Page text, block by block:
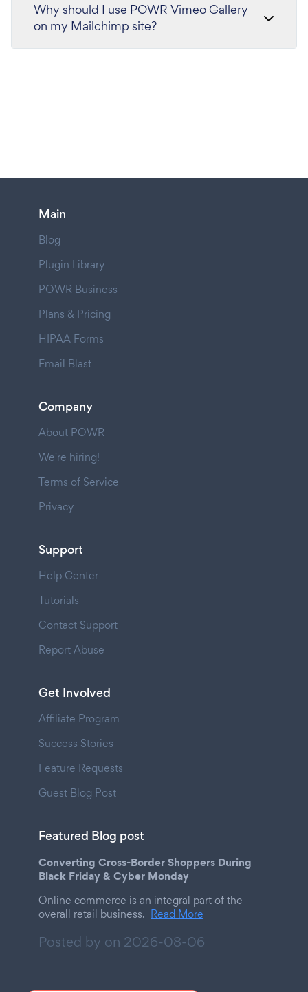
Why should I use POWR Vimeo Gallery
on my Mailchimp site?
Main
Blog
Plugin Library
POWR Business
Plans & Pricing
HIPAA Forms
Email Blast
Company
About POWR
We're hiring!
Terms of Service
Privacy
Support
Help Center
Tutorials
Contact Support
Report Abuse
Get Involved
Affiliate Program
Success Stories
Feature Requests
Guest Blog Post
Featured Blog post
Converting Cross-Border Shoppers During
Black Friday & Cyber Monday
Online commerce is an integral part of the
overall retail business. Read More
Posted by on 2026-08-06